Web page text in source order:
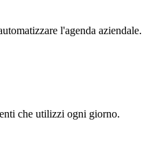
l'agenda aziendale.
che utilizzi ogni giorno.